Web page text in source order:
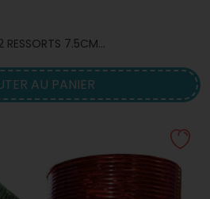
RESSORTS 7.5CM...
AU PANIER